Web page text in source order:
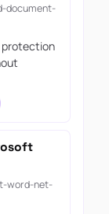
document-
protection
word-net-